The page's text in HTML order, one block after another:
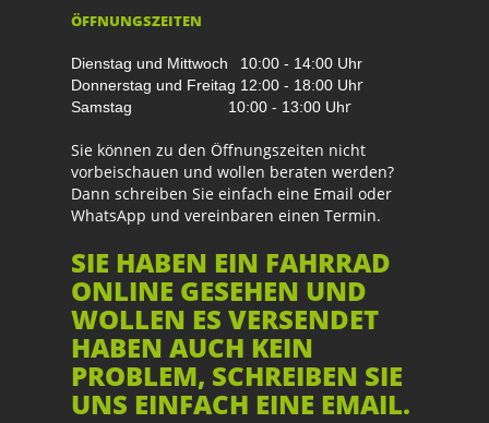
ÖFFNUNGSZEITEN
Dienstag und Mittwoch
10:00 - 14:00 Uhr
Donnerstag und Freitag 12:00 - 18:00 Uhr
Samstag 10:00 - 13:00 Uhr
Sie können zu den Öffnungszeiten nicht
vorbeischauen und wollen beraten werden?
Dann schreiben Sie einfach eine Email oder
WhatsApp und vereinbaren einen Termin.
SIE HABEN EIN FAHRRAD
ONLINE GESEHEN UND
WOLLEN ES VERSENDET
HABEN AUCH KEIN
PROBLEM, SCHREIBEN SIE
UNS EINFACH EINE EMAIL.